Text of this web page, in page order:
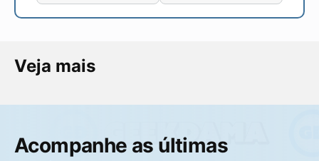
Veja mais
Acompanhe as últimas